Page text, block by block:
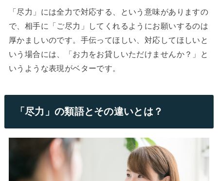
「尽力」には全力で対応する、という意味がありますの
で、相手に「ご尽力」してくれるようにお願いするのは
厚かましいのです。手伝ってほしい、対応してほしいと
いう場合には、「お力をお貸しいただけませんか？」と
いうような表現がベターです。
「尽力」の類語とその違いとは？